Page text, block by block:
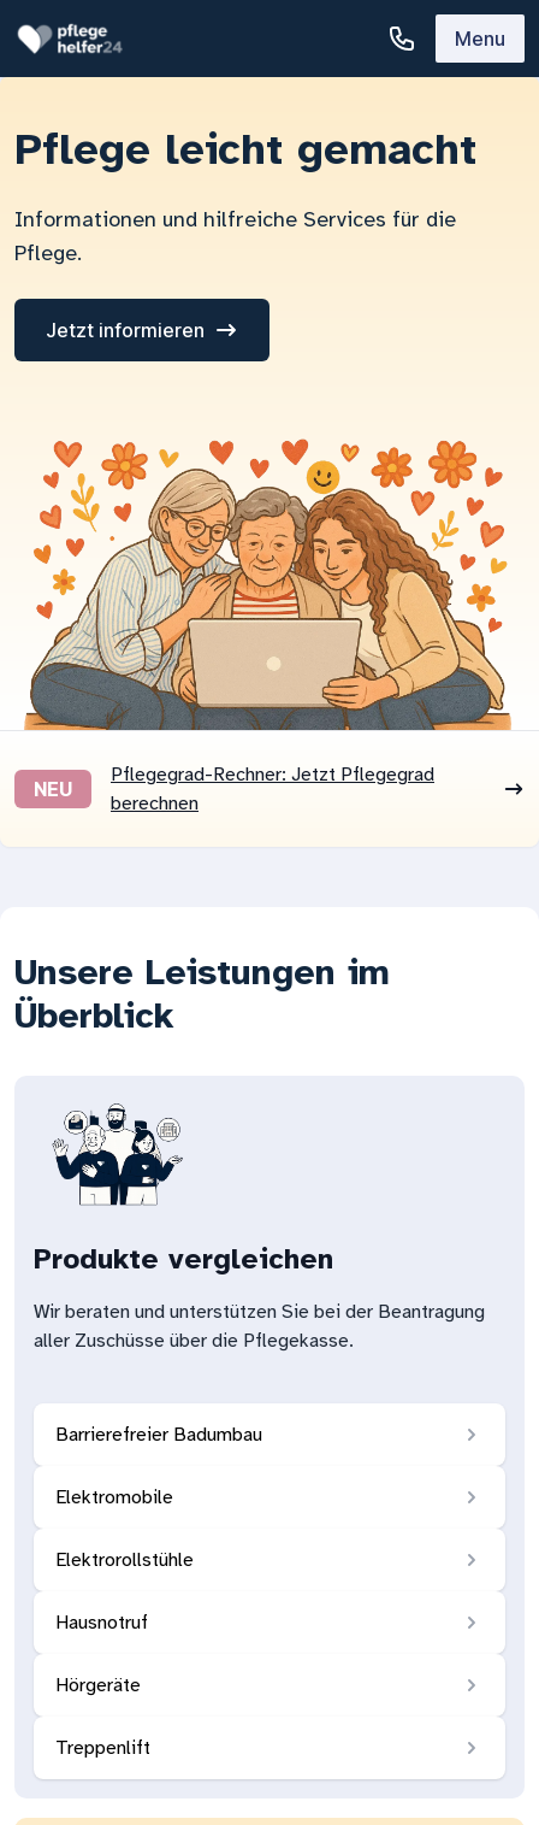
Menu
Pflege leicht gemacht
Informationen und hilfreiche Services für die
Pflege.
Jetzt informieren
NEU
Pflegegrad-Rechner: Jetzt Pflegegrad
berechnen
Unsere Leistungen im
Überblick
Produkte vergleichen
Wir beraten und unterstützen Sie bei der Beantragung
aller Zuschüsse über die Pflegekasse.
Barrierefreier Badumbau
Elektromobile
Elektrorollstühle
Hausnotruf
Hörgeräte
Treppenlift